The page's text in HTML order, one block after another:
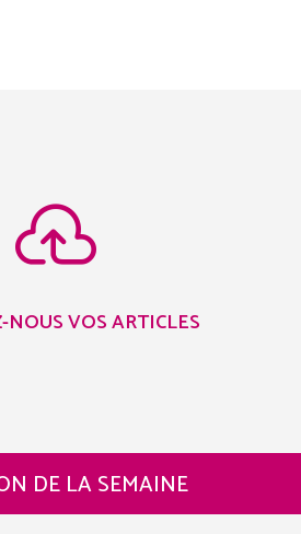

VOS ARTICLES
DE LA SEMAINE